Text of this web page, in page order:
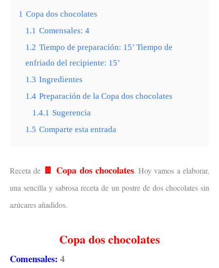
1 Copa dos chocolates
1.1 Comensales: 4
1.2 Tiempo de preparación: 15’ Tiempo de
enfriado del recipiente: 15’
1.3 Ingredientes
1.4 Preparación de la Copa dos chocolates
1.4.1 Sugerencia
1.5 Comparte esta entrada
Receta de 🍫 Copa dos chocolates. Hoy vamos a elaborar,
una sencilla y sabrosa receta de un postre de dos chocolates sin
azúcares añadidos.
Copa dos chocolates
Comensales: 4